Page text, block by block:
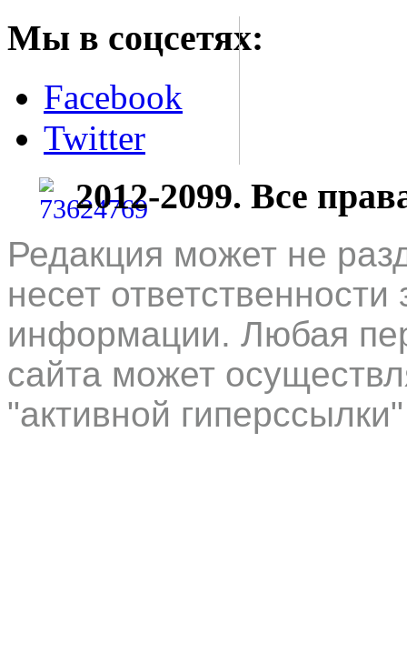
Мы в соцсетях:
Facebook
Twitter
2012-2099. Все
Редакция может не
несет
информации. Любая
сайта может
"активной